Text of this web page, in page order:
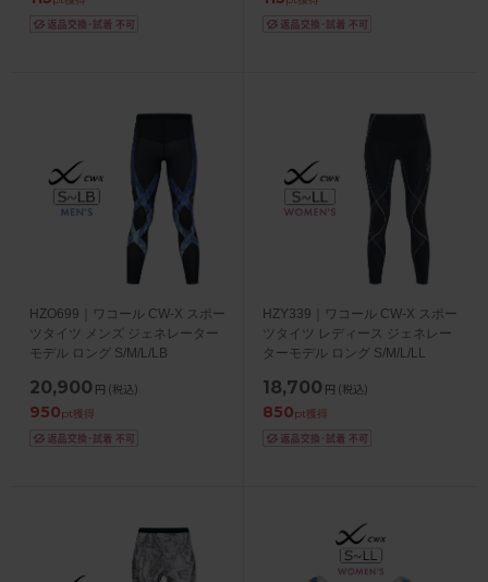
HZO699｜ワコール CW-X スポー
ツタイツ メンズ ジェネレーター
モデル ロング S/M/L/LB
20,900 円 (税込)
950pt獲得
HZY339｜ワコール CW-X スポー
ツタイツ レディース ジェネレー
ターモデル ロング S/M/L/LL
18,700 円 (税込)
850pt獲得